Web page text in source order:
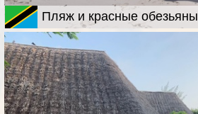
Пляж и красные обезьяны